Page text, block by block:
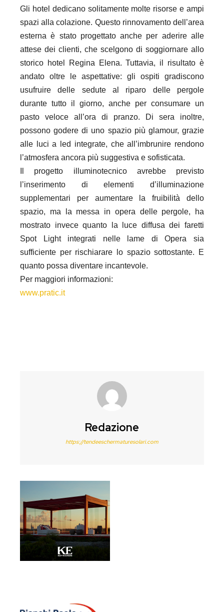
Gli hotel dedicano solitamente molte risorse e ampi
spazi alla colazione. Questo rinnovamento dell’area
esterna è stato progettato anche per aderire alle
attese dei clienti, che scelgono di soggiornare allo
storico hotel Regina Elena. Tuttavia, il risultato è
andato oltre le aspettative: gli ospiti gradiscono
usufruire delle sedute al riparo delle pergole
durante tutto il giorno, anche per consumare un
pasto veloce all’ora di pranzo. Di sera inoltre,
possono godere di uno spazio più glamour, grazie
alle luci a led integrate, che all’imbrunire rendono
l’atmosfera ancora più suggestiva e sofisticata.
Il progetto illuminotecnico avrebbe previsto
l’inserimento di elementi d’illuminazione
supplementari per aumentare la fruibilità dello
spazio, ma la messa in opera delle pergole, ha
mostrato invece quanto la luce diffusa dei faretti
Spot Light integrati nelle lame di Opera sia
sufficiente per rischiarare lo spazio sottostante. E
quanto possa diventare incantevole.
Per maggiori informazioni:
www.pratic.it
Redazione
https://tendeeschermaturesolari.com